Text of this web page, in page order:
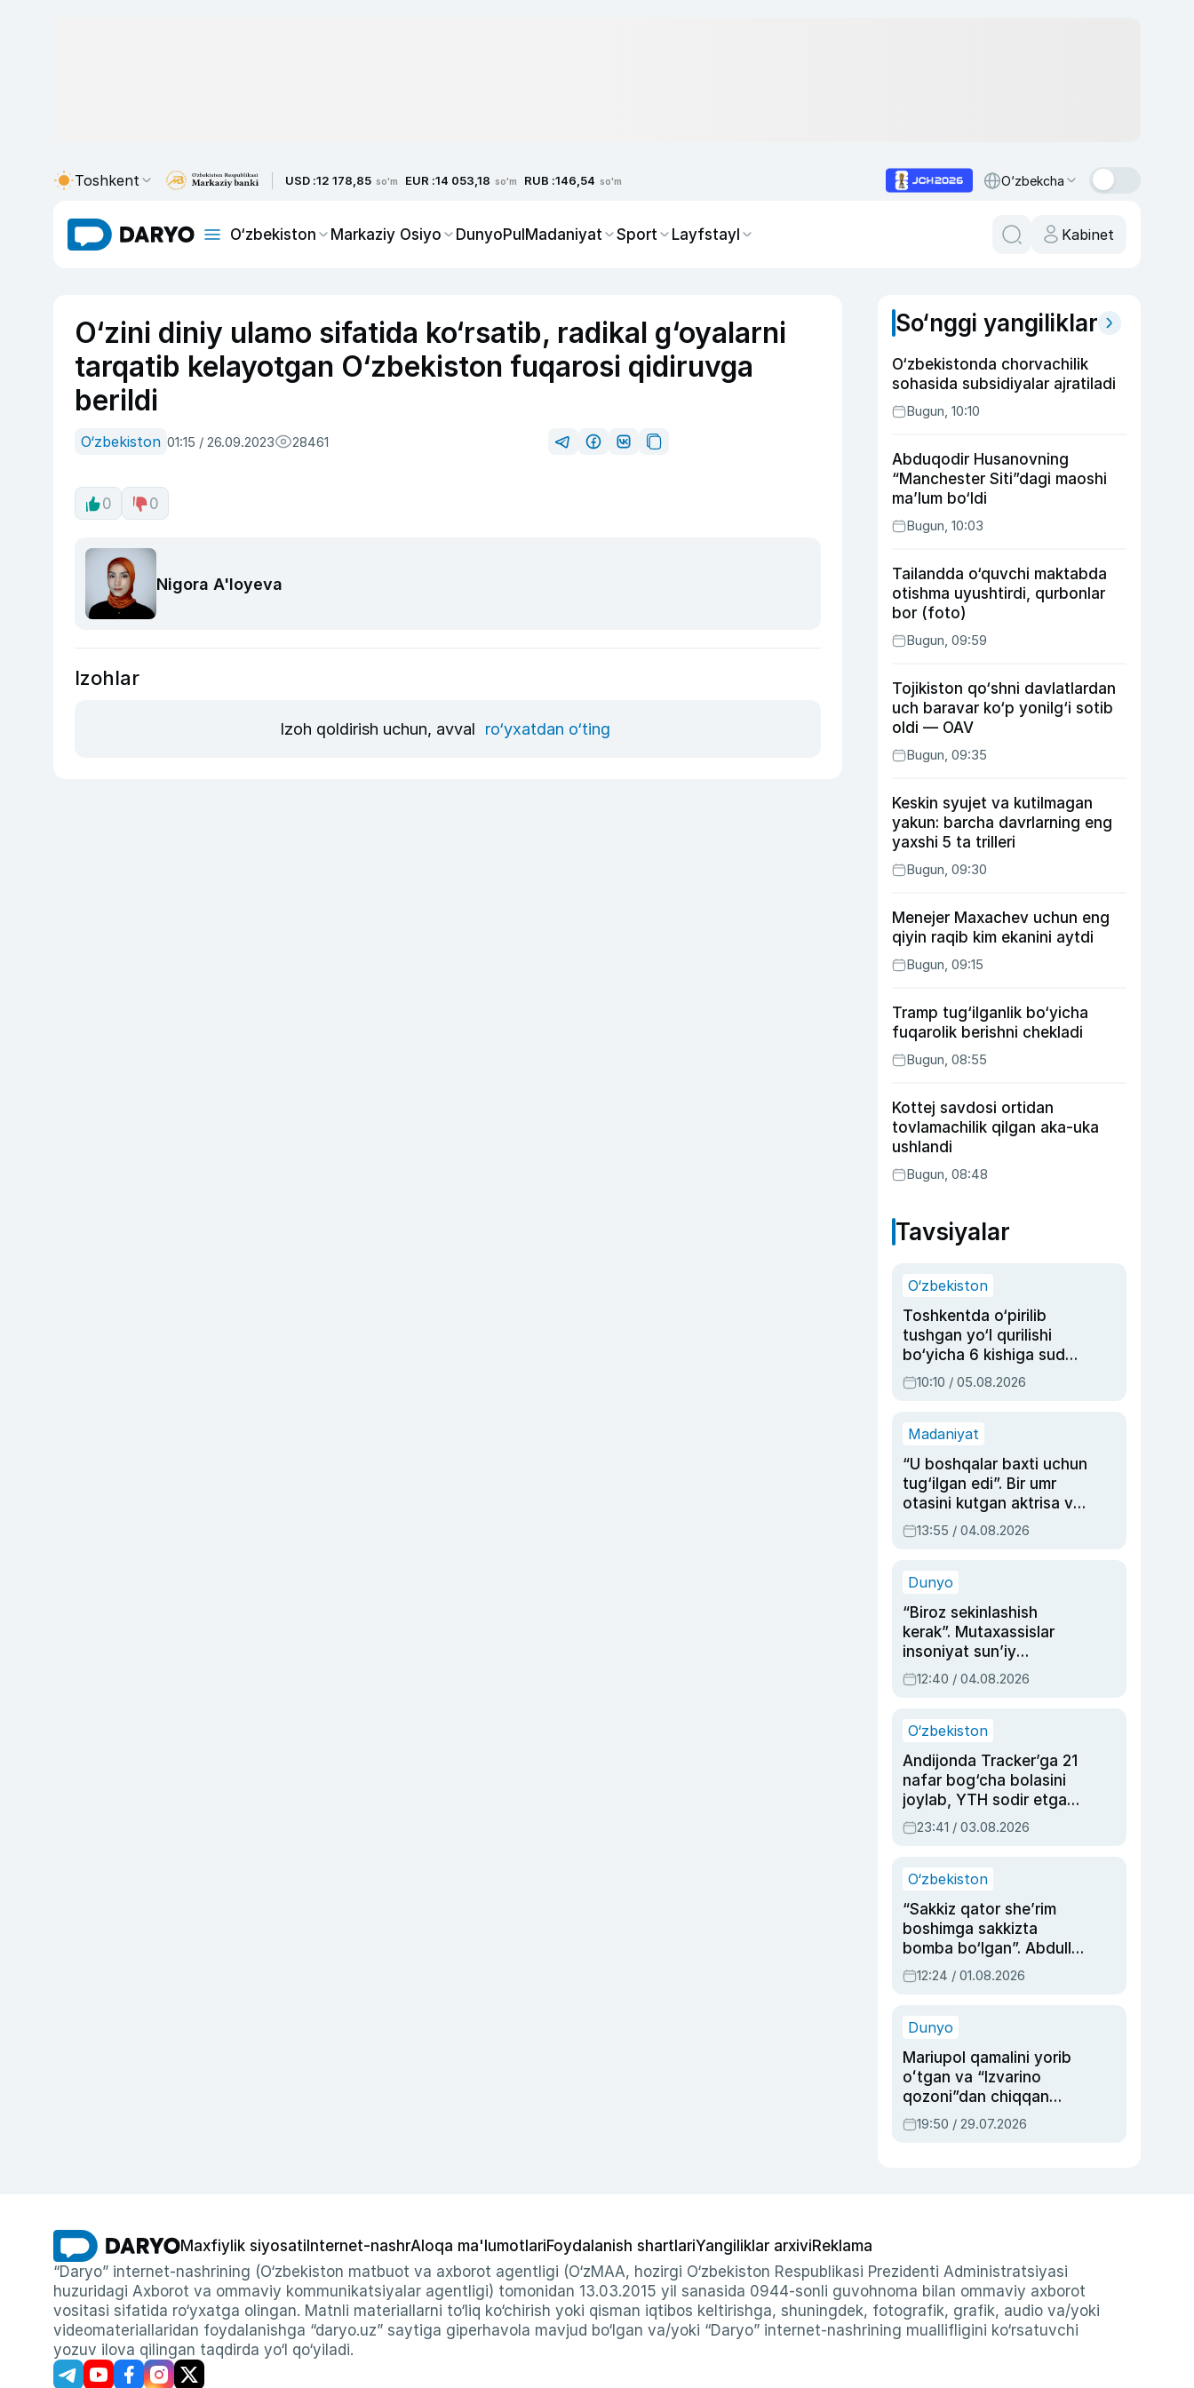
Toshkent USD :12 178,85 so'm EUR :14 053,18 so'm RUB :146,54 so'm O‘zbekcha
O‘zbekiston Markaziy Osiyo DunyoPulMadaniyat Sport Layfstayl Kabinet
O‘zini diniy ulamo sifatida ko‘rsatib, radikal g‘oyalarni
tarqatib kelayotgan O‘zbekiston fuqarosi qidiruvga
berildi
O‘zbekiston 01:15 / 26.09.2023 28461
0 0
Nigora A'loyeva
Izohlar
Izoh qoldirish uchun, avval ro‘yxatdan o‘ting
So‘nggi yangiliklar
O‘zbekistonda chorvachilik
sohasida subsidiyalar ajratiladi
Bugun, 10:10
Abduqodir Husanovning
“Manchester Siti”dagi maoshi
ma’lum bo‘ldi
Bugun, 10:03
Tailandda o‘quvchi maktabda
otishma uyushtirdi, qurbonlar
bor (foto)
Bugun, 09:59
Tojikiston qo‘shni davlatlardan
uch baravar ko‘p yonilg‘i sotib
oldi — OAV
Bugun, 09:35
Keskin syujet va kutilmagan
yakun: barcha davrlarning eng
yaxshi 5 ta trilleri
Bugun, 09:30
Menejer Maxachev uchun eng
qiyin raqib kim ekanini aytdi
Bugun, 09:15
Tramp tug‘ilganlik bo‘yicha
fuqarolik berishni chekladi
Bugun, 08:55
Kottej savdosi ortidan
tovlamachilik qilgan aka-uka
ushlandi
Bugun, 08:48
Tavsiyalar
O‘zbekiston
Toshkentda o‘pirilib
tushgan yo‘l qurilishi
bo‘yicha 6 kishiga sud
hukmi o‘qildi
10:10 / 05.08.2026
Madaniyat
“U boshqalar baxti uchun
tug‘ilgan edi”. Bir umr
otasini kutgan aktrisa va
dublyaj ustasi Rimma
Ahmedovaning
13:55 / 04.08.2026
Dunyo
“Biroz sekinlashish
kerak”. Mutaxassislar
insoniyat sun’iy
intellektni boshqara
olmay qolishidan xavotir
12:40 / 04.08.2026
O‘zbekiston
Andijonda Tracker’ga 21
nafar bog‘cha bolasini
joylab, YTH sodir etgan
ayolga sud hukmi o‘qildi
23:41 / 03.08.2026
O‘zbekiston
“Sakkiz qator she’rim
boshimga sakkizta
bomba bo‘lgan”. Abdulla
Oripovni siyosiy
ayblovlardan asrab
12:24 / 01.08.2026
Dunyo
Mariupol qamalini yorib
oʻtgan va “Izvarino
qozoni”dan chiqqan
qahramon — Ukraina
armiyasi bosh
19:50 / 29.07.2026
Maxfiylik siyosati Internet-nashrAloqa ma'lumotlariFoydalanish shartlariYangiliklar arxiviReklama
“Daryo” internet-nashrining (O‘zbekiston matbuot va axborot agentligi (O‘zMAA, hozirgi O‘zbekiston Respublikasi Prezidenti Administratsiyasi
huzuridagi Axborot va ommaviy kommunikatsiyalar agentligi) tomonidan 13.03.2015 yil sanasida 0944-sonli guvohnoma bilan ommaviy axborot
vositasi sifatida ro‘yxatga olingan. Matnli materiallarni to‘liq ko‘chirish yoki qisman iqtibos keltirishga, shuningdek, fotografik, grafik, audio va/yoki
videomateriallaridan foydalanishga “daryo.uz” saytiga giperhavola mavjud bo‘lgan va/yoki “Daryo” internet-nashrining muallifligini ko‘rsatuvchi
yozuv ilova qilingan taqdirda yo‘l qo‘yiladi.